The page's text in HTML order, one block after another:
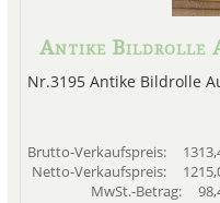
Antike Bildrolle
Nr.3195 Antike Bildrolle
Brutto-Verkaufspreis:
Netto-Verkaufspreis:
MwSt.-Betrag: